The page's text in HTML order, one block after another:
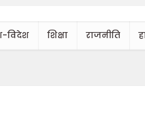
विदेश शिक्षा राजनीति